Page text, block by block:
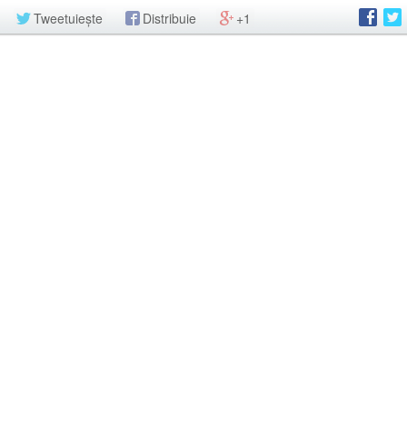
Tweetuiește Distribuie +1